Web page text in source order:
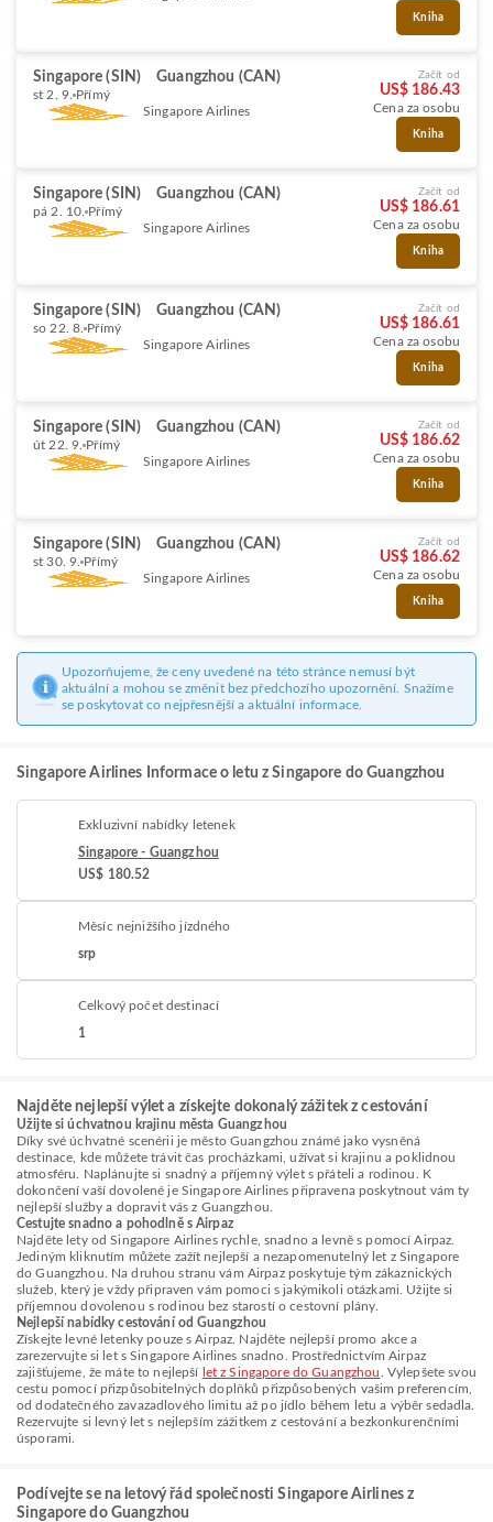
Kniha
Singapore (SIN) Guangzhou (CAN)
st 2. 9. Přímý
Singapore Airlines
Začít od
US$ 186.43
Cena za osobu
Kniha
Singapore (SIN) Guangzhou (CAN)
pá 2. 10. Přímý
Singapore Airlines
Začít od
US$ 186.61
Cena za osobu
Kniha
Singapore (SIN) Guangzhou (CAN)
so 22. 8. Přímý
Singapore Airlines
Začít od
US$ 186.61
Cena za osobu
Kniha
Singapore (SIN) Guangzhou (CAN)
út 22. 9. Přímý
Singapore Airlines
Začít od
US$ 186.62
Cena za osobu
Kniha
Singapore (SIN) Guangzhou (CAN)
st 30. 9. Přímý
Singapore Airlines
Začít od
US$ 186.62
Cena za osobu
Kniha
Upozorňujeme, že ceny uvedené na této stránce nemusí být
aktuální a mohou se změnit bez předchozího upozornění. Snažíme
se poskytovat co nejpřesnější a aktuální informace.
Singapore Airlines Informace o letu z Singapore do Guangzhou
Exkluzivní nabídky letenek
Singapore - Guangzhou
US$ 180.52
Měsíc nejnižšího jízdného
srp
Celkový počet destinací
1
Najděte nejlepší výlet a získejte dokonalý zážitek z cestování
Užijte si úchvatnou krajinu města Guangzhou
Díky své úchvatné scenérii je město Guangzhou známé jako vysněná
destinace, kde můžete trávit čas procházkami, užívat si krajinu a poklidnou
atmosféru. Naplánujte si snadný a příjemný výlet s přáteli a rodinou. K
dokončení vaší dovolené je Singapore Airlines připravena poskytnout vám ty
nejlepší služby a dopravit vás z Guangzhou.
Cestujte snadno a pohodlně s Airpaz
Najděte lety od Singapore Airlines rychle, snadno a levně s pomocí Airpaz.
Jediným kliknutím můžete zažít nejlepší a nezapomenutelný let z Singapore
do Guangzhou. Na druhou stranu vám Airpaz poskytuje tým zákaznických
služeb, který je vždy připraven vám pomoci s jakýmikoli otázkami. Užijte si
příjemnou dovolenou s rodinou bez starostí o cestovní plány.
Nejlepší nabídky cestování od Guangzhou
Získejte levné letenky pouze s Airpaz. Najděte nejlepší promo akce a
zarezervujte si let s Singapore Airlines snadno. Prostřednictvím Airpaz
zajišťujeme, že máte to nejlepší let z Singapore do Guangzhou
. Vylepšete svou
cestu pomocí přizpůsobitelných doplňků přizpůsobených vašim preferencím,
od dodatečného zavazadlového limitu až po jídlo během letu a výběr sedadla.
Rezervujte si levný let s nejlepším zážitkem z cestování a bezkonkurenčními
úsporami.
Podívejte se na letový řád společnosti Singapore Airlines z
Singapore do Guangzhou